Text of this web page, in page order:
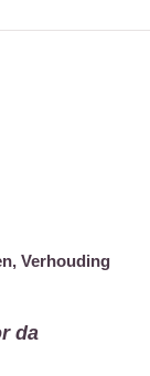
Verhouding
da